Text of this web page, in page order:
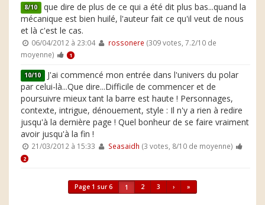
8/10 que dire de plus de ce qui a été dit plus bas...quand la
mécanique est bien huilé, l'auteur fait ce qu'il veut de nous
et là c'est le cas.
06/04/2012 à 23:04 rossonere (309 votes, 7.2/10 de
moyenne)
1
10/10 J'ai commencé mon entrée dans l'univers du polar
par celui-là...Que dire...Difficile de commencer et de
poursuivre mieux tant la barre est haute ! Personnages,
contexte, intrigue, dénouement, style : Il n'y a rien à redire
jusqu'à la dernière page ! Quel bonheur de se faire vraiment
avoir jusqu'à la fin !
21/03/2012 à 15:33 Seasaidh (3 votes, 8/10 de moyenne)
2
Page 1 sur 6 1 2 3 › »